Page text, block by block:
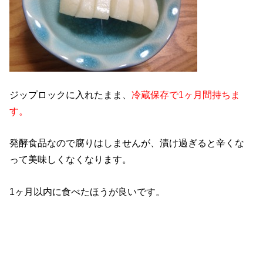
ジップロックに入れたまま、冷蔵保存で1ヶ月間持ちま
す。
発酵食品なので腐りはしませんが、漬け過ぎると辛くな
って美味しくなくなります。
1ヶ月以内に食べたほうが良いです。